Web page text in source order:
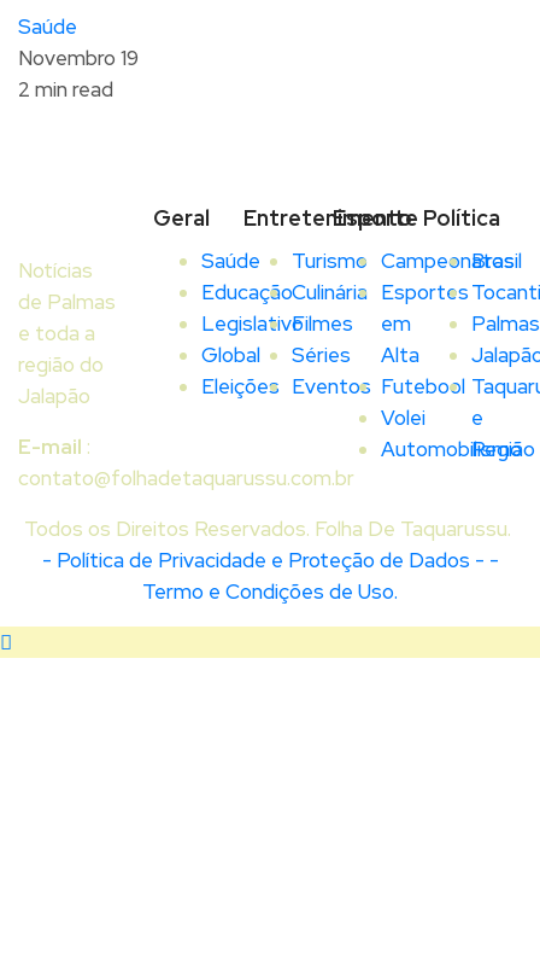
Saúde
Novembro 19
2 min read
Notícias
de Palmas
e toda a
região do
Jalapão
E-mail :
contato@folhadetaquarussu.com.br
Geral
Saúde
Educação
Legislativo
Global
Eleições
Entretenimento
Turismo
Culinária
Filmes
Séries
Eventos
Esporte
Campeonatos
Esportes
em
Alta
Futebool
Volei
Automobilismo
Política
Brasil
Palmas
e
Região
Todos os Direitos Reservados. Folha De Taquarussu.
- Política de Privacidade e Proteção de Dados - -
Termo e Condições de Uso.